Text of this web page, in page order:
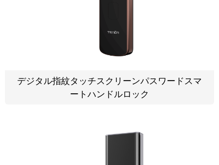
デジタル指紋タッチスクリーンパスワードスマ
ートハンドルロック